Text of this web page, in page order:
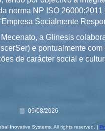
norma NP ISO 26000:2011
Socialmente
a Glinesis
e pontualmente com
de carácter social e
09/08/2026
Inovative Systems. All rights reserved. |